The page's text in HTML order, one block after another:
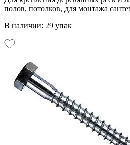
полов, потолков, для монтажа
В наличии: 29 упак